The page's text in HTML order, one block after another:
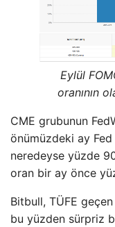
Eylül
oranının
CME grubunun
önümüzdeki ay Fed
neredeyse yüzde
oran bir ay önce
Bitbull, TÜFE
bu yüzden sürpriz